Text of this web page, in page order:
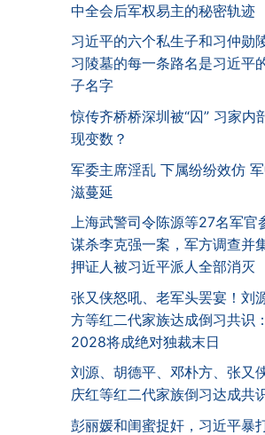
中全会后军权易主的秘密轨迹
习近平的六个私生子和习仲勋
习陵墓的每一条路名是习近平
子名字
惊传齐桥桥深圳被“囚” 习家内
现变数？
军委主席淫乱 下属纷纷效仿
滋蔓延
上海武警司令陈源等27名军官
谋杀李克强一案，军方调查并
押证人被习近平派人全部消灭
张又侠怒吼、老军头罢宴！刘
方等红二代家族达成倒习共识：
2028将成绝对独裁末日
刘源、胡德平、邓朴方、张又
庆红等红二代家族倒习达成共
彭丽媛和闺蜜捉奸，习近平暴